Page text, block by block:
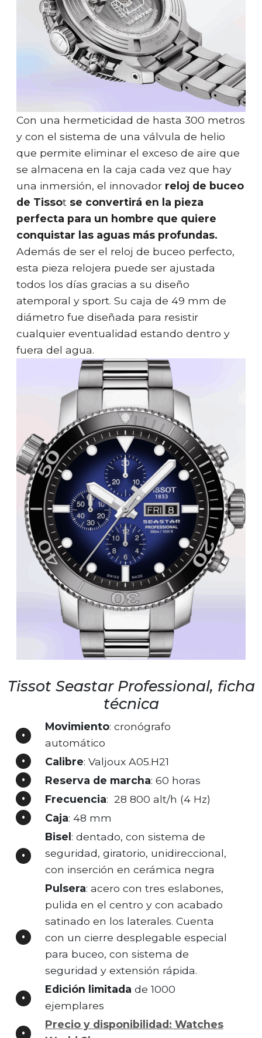
Con una hermeticidad de hasta 300 metros
y con el sistema de una válvula de helio
que permite eliminar el exceso de aire que
se almacena en la caja cada vez que hay
una inmersión, el innovador reloj de buceo
de Tissot se convertirá en la pieza
perfecta para un hombre que quiere
conquistar las aguas más profundas.
Además de ser el reloj de buceo perfecto,
esta pieza relojera puede ser ajustada
todos los días gracias a su diseño
atemporal y sport. Su caja de 49 mm de
diámetro fue diseñada para resistir
cualquier eventualidad estando dentro y
fuera del agua.
Tissot Seastar Professional, ficha
técnica
Movimiento: cronógrafo
automático
Calibre: Valjoux A05.H21
Reserva de marcha: 60 horas
Frecuencia: 28 800 alt/h (4 Hz)
Caja: 48 mm
Bisel : dentado, con sistema de
seguridad, giratorio, unidireccional,
con inserción en cerámica negra
Pulsera: acero con tres eslabones,
pulida en el centro y con acabado
satinado en los laterales. Cuenta
con un cierre desplegable especial
para buceo, con sistema de
seguridad y extensión rápida.
Edición limitada de 1000
ejemplares
Precio y disponibilidad: Watches